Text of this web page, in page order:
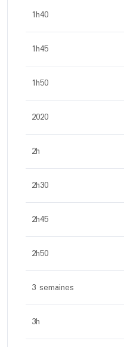
1h40
1h45
1h50
2020
2h
2h30
2h45
2h50
3 semaines
3h